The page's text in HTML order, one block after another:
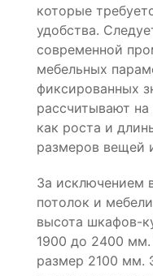
которые
удобства.
современной
мебельных
фиксированных
рассчитывают
как роста и
размеров вещей
За исключением
потолок и
высота шкафов-
1900 до 2400 мм.
размер 2100 мм.